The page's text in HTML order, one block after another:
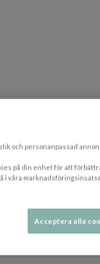
och personanpassad
på din enhet för att
i våra
Acceptera alla